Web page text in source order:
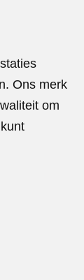
Ons merk
om